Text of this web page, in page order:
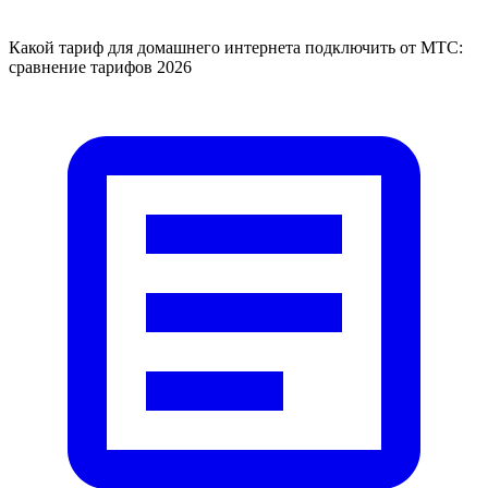
Какой тариф для домашнего интернета подключить от МТС:
сравнение тарифов 2026